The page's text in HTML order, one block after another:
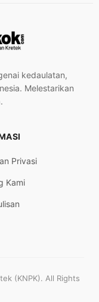
kedaulatan,
Melestarikan
Privasi
Kami
(KNPK). All Rights